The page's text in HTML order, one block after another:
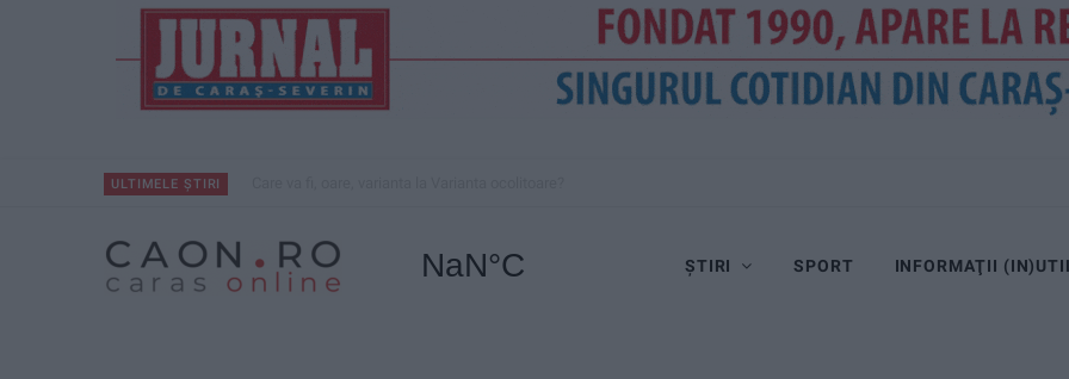
ULTIMELE ȘTIRI
ȘTIRI SPORT INFORMAŢII